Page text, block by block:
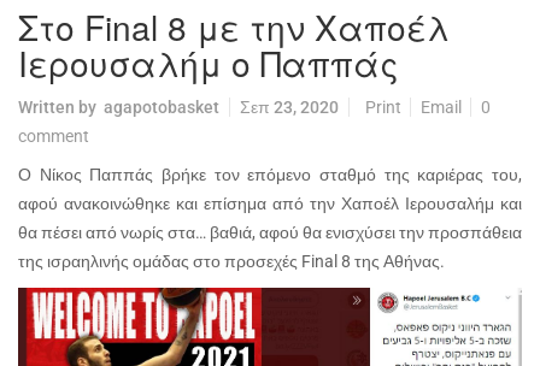
Στο Final 8 με την Χαποέλ
Ιερουσαλήμ ο Παππάς
Written by agapotobasket Σεπ 23, 2020 Print Email
0
comment
Ο Νίκος Παππάς βρήκε τον επόμενο σταθμό της καριέρας του,
αφού ανακοινώθηκε και επίσημα από την Χαποέλ Ιερουσαλήμ και
θα πέσει από νωρίς στα… βαθιά, αφού θα ενισχύσει την προσπάθεια
της ισραηλινής ομάδας στο προσεχές Final8 της Αθήνας.